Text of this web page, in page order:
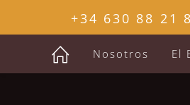
+34 630 88 21
Nosotros El